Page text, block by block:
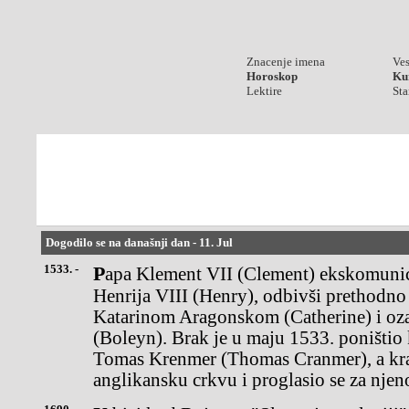
Znacenje imena
Horoskop
Lektire
Dogodilo se na današnji dan - 11. Jul
1533. -
Papa Klement VII (Clement) ekskomunicirao je engleskog kralja
Henrija VIII (Henry), odbivši
Katarinom Aragonskom (Catherine) i
(Boleyn). Brak je u maju 1533.
Tomas Krenmer (Thomas Cranmer), a
anglikansku crkvu i proglasio se za